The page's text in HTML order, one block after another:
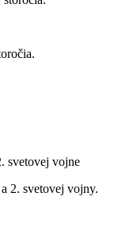
svetovej vojne
2. svetovej vojny.